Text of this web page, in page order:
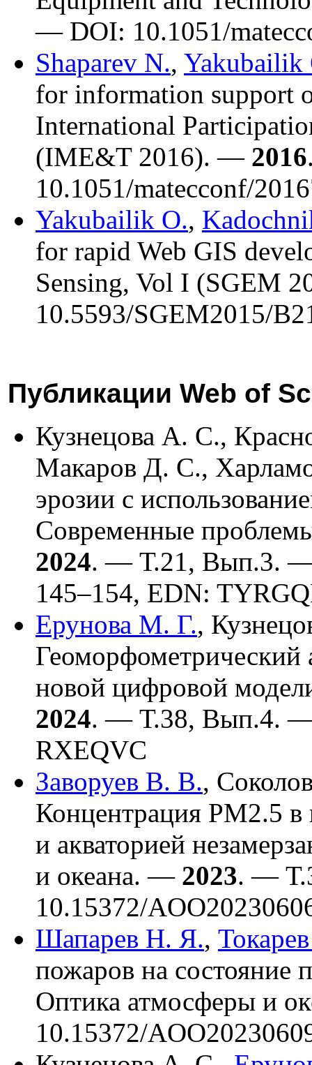
— DOI: 10.1051/
Shaparev N., Yakubailik
for information support
International
(IME&T 2016). — 2016
10.1051/matecconf/
Yakubailik O.,
for rapid Web GIS
Sensing, Vol I (SGEM
10.5593/SGEM2015/
Публикации Web of
Кузнецова А. С.,
Макаров Д. С.,
эрозии с
Современные
2024. — Т.21, Вып.3.
145–154, EDN:
Ерунова М. Г.,
Геоморфометрический
новой цифровой
2024. — Т.38, Вып.4. —
RXEQVC
Заворуев В. В.,
Концентрация РМ2.5 в
и акваторией
и океана. — 2023. —
10.15372/
Шапарев Н. Я.,
пожаров на состояние
Оптика атмосферы и
10.15372/